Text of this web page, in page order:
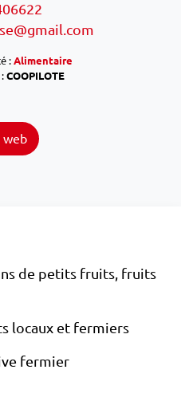
: Alimentaire
COOPILOTE
web
de petits fruits, fruits
locaux et fermiers
fermier